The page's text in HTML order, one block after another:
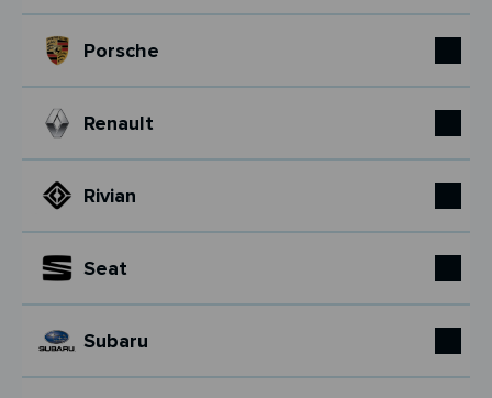
Porsche
Renault
Rivian
Seat
Subaru